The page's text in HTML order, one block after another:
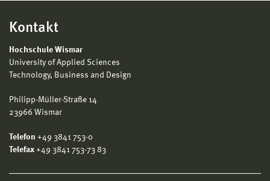
Kontakt
Hochschule Wismar
University of Applied Sciences
Technology, Business and Design
Philipp-Müller-Straße 14
23966 Wismar
Telefon +49 3841 753-0
Telefax +49 3841 753-73 83